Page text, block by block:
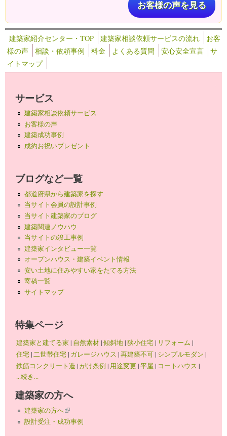
お客様の声を見る
建築家紹介センター・TOP 建築家相談依頼サービスの流れ
お客
様の声
相談・依頼事例 料金 よくある質問 安心安全宣言
サ
イトマップ
サービス
建築家相談依頼サービス
お客様の声
建築成功事例
成約お祝いプレゼント
ブログなど一覧
都道府県から建築家を探す
当サイト会員の設計事例
当サイト建築家のブログ
建築関連ノウハウ
当サイトの竣工事例
建築家インタビュー一覧
オープンハウス・建築イベント情報
安い土地に住みやすい家をたてる方法
寄稿一覧
サイトマップ
特集ページ
建築家と建てる家 | 自然素材|傾斜地|狭小住宅| リフォーム |
住宅|二世帯住宅| ガレージハウス |再建築不可| シンプルモダン |
鉄筋コンクリート造 |がけ条例 | 用途変更 |平屋 | コートハウス |
...続き...
建築家の方へ
建築家の方へ(link is external)
設計受注・成功事例